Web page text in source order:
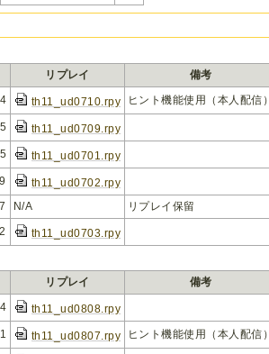
リプレイ
備考
th11_ud0710.rpy ヒント機能使用（本人配信）
th11_ud0709.rpy
th11_ud0701.rpy
th11_ud0702.rpy
N/A
リプレイ保留
th11_ud0703.rpy
リプレイ
備考
th11_ud0808.rpy
th11_ud0807.rpy ヒント機能使用（本人配信）